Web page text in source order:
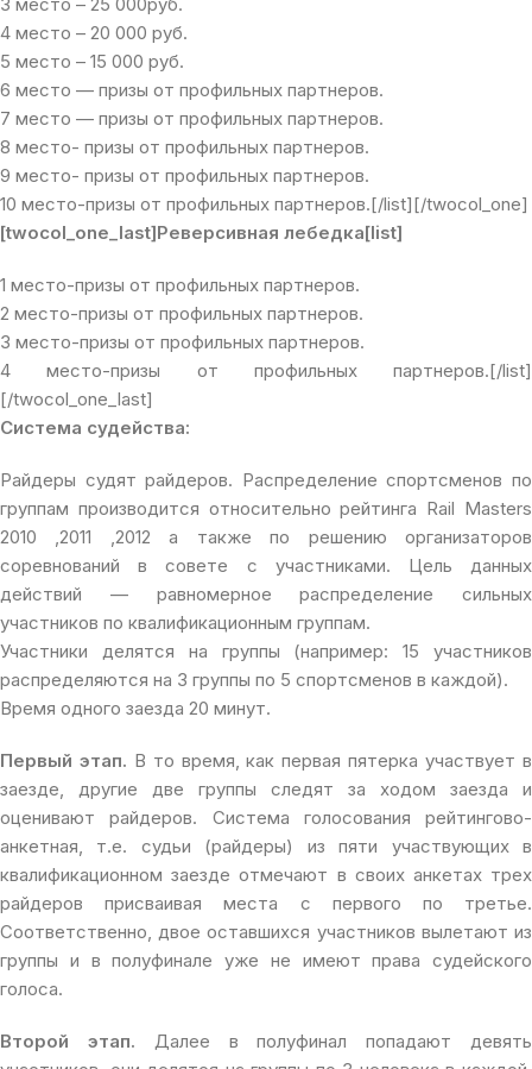
4 место – 20 000 руб.
5 место – 15 000 руб.
6 место — призы от профильных партнеров.
7 место — призы от профильных партнеров.
8 место- призы от профильных партнеров.
9 место- призы от профильных партнеров.
10 место-призы от профильных партнеров.[/list][/twocol_one]
[twocol_one_last]Реверсивная лебедка[list]
1 место-призы от профильных партнеров.
2 место-призы от профильных партнеров.
3 место-призы от профильных партнеров.
4 место-призы от профильных партнеров.[/list]
[/twocol_one_last]
Система судейства:
Райдеры судят райдеров. Распределение спортсменов по
группам производится относительно рейтинга Rail Masters
2010 ,2011 ,2012 а также по решению организаторов
соревнований в совете с участниками. Цель данных
действий — равномерное распределение сильных
участников по квалификационным группам.
Участники делятся на группы (например: 15 участников
распределяются на 3 группы по 5 спортсменов в каждой).
Время одного заезда 20 минут.
Первый этап. В то время, как первая пятерка участвует в
заезде, другие две группы следят за ходом заезда и
оценивают райдеров. Система голосования рейтингово-
анкетная, т.е. судьи (райдеры) из пяти участвующих в
квалификационном заезде отмечают в своих анкетах трех
райдеров присваивая места с первого по третье.
Соответственно, двое оставшихся участников вылетают из
группы и в полуфинале уже не имеют права судейского
голоса.
Второй этап. Далее в полуфинал попадают девять